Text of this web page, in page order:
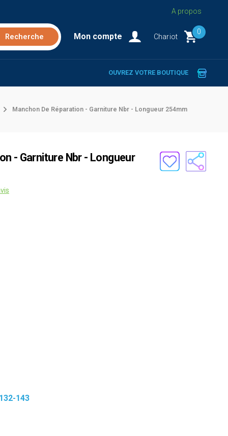
A propos
Mon compte Chariot
0
OUVREZ VOTRE BOUTIQUE
Manchon De Réparation - Garniture Nbr - Longueur 254mm
- Garniture Nbr - Longueur
143